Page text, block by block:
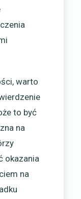
warto
to być
na
okazania
na